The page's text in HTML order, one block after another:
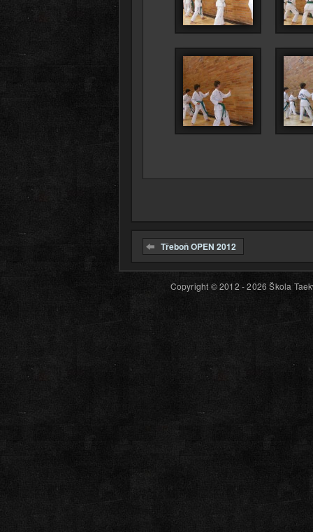
Třeboň OPEN 2012
Copyright © 2012 - 2026 Škola